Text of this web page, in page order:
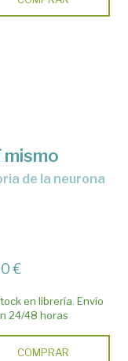
mismo
de la neurona
€
en librería. Envío
24/48 horas
COMPRAR